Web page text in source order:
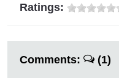
Ratings:
Comments: (1)